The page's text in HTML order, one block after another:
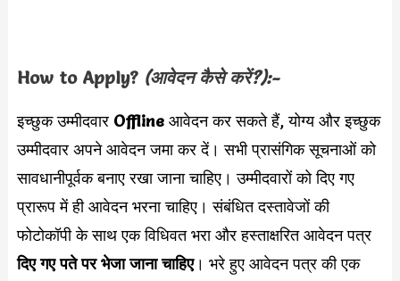
How to Apply?(आवेदन कैसे करें?):-
इच्छुक उम्मीदवार Offline आवेदन कर सकते हैं, योग्य और इच्छुक
उम्मीदवार अपने आवेदन जमा कर दें। सभी प्रासंगिक सूचनाओं को
सावधानीपूर्वक बनाए रखा जाना चाहिए। उम्मीदवारों को दिए गए
प्रारूप में ही आवेदन भरना चाहिए। संबंधित दस्तावेजों की
फोटोकॉपी के साथ एक विधिवत भरा और हस्ताक्षरित आवेदन पत्र
दिए गए पते पर भेजा जाना चाहिए। भरे हुए आवेदन पत्र की एक